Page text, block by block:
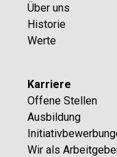
Über uns
Historie
Werte
Karriere
Offene Stellen
Ausbildung
Wir als